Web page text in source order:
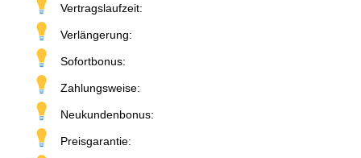
Vertragslaufzeit:
Verlängerung:
Sofortbonus:
Zahlungsweise:
Neukundenbonus:
Preisgarantie: